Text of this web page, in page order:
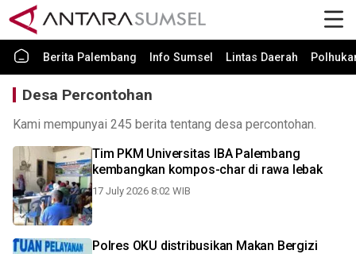
Berita Palembang Info Sumsel Lintas Daerah
Desa Percontohan
Kami mempunyai 245 berita tentang desa percontohan.
Tim PKM Universitas IBA Palembang
kembangkan kompos-char di rawa lebak
17 July 2026 8:02 WIB
Polres OKU distribusikan Makan Bergizi